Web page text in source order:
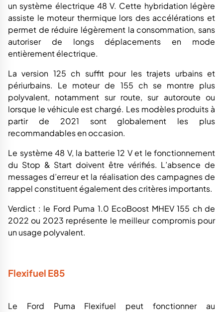
un système électrique 48 V. Cette hybridation légère
assiste le moteur thermique lors des accélérations et
permet de réduire légèrement la consommation, sans
autoriser de longs déplacements en mode
entièrement électrique.
La version 125 ch suffit pour les trajets urbains et
périurbains. Le moteur de 155 ch se montre plus
polyvalent, notamment sur route, sur autoroute ou
lorsque le véhicule est chargé. Les modèles produits à
partir de 2021 sont globalement les plus
recommandables en occasion.
Le système 48 V, la batterie 12 V et le fonctionnement
du Stop & Start doivent être vérifiés. L’absence de
messages d’erreur et la réalisation des campagnes de
rappel constituent également des critères importants.
Verdict : le Ford Puma 1.0 EcoBoost MHEV 155 ch de
2022 ou 2023 représente le meilleur compromis pour
un usage polyvalent.
Flexifuel E85
Le Ford Puma Flexifuel peut fonctionner au